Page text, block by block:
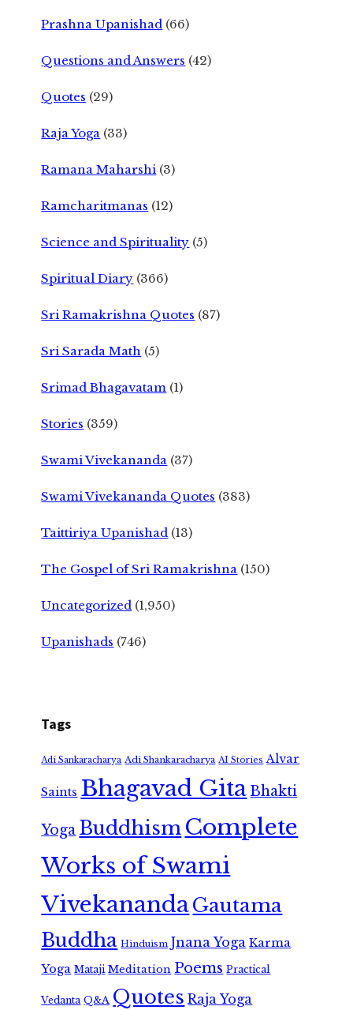
Prashna Upanishad (66)
Questions and Answers (42)
Quotes (29)
Raja Yoga (33)
Ramana Maharshi (3)
Ramcharitmanas (12)
Science and Spirituality (5)
Spiritual Diary (366)
Sri Ramakrishna Quotes (87)
Sri Sarada Math (5)
Srimad Bhagavatam (1)
Stories (359)
Swami Vivekananda (37)
Swami Vivekananda Quotes (383)
Taittiriya Upanishad (13)
The Gospel of Sri Ramakrishna (150)
Uncategorized (1,950)
Upanishads (746)
Tags
Adi Sankaracharya Adi Shankaracharya AI Stories Alvar
Saints Bhagavad GitaBhakti
Yoga Buddhism Complete
Works of Swami
VivekanandaGautama
Buddha Hinduism Jnana Yoga Karma
Yoga Mataji Meditation Poems Practical
Vedanta Q&A Quotes Raja Yoga